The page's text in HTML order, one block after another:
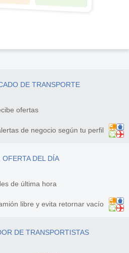
DE TRANSPORTE
ofertas
de negocio según tu perfil
OFERTA DEL DÍA
de última hora
libre y evita retornar vacío
DE TRANSPORTISTAS